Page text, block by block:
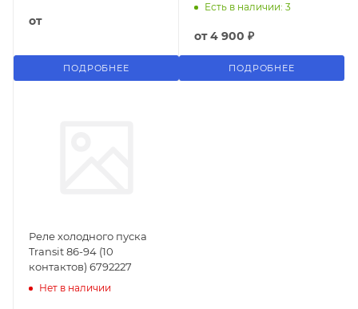
от
ПОДРОБНЕЕ
Есть в наличии: 3
от4 900 ₽
ПОДРОБНЕЕ
Реле холодного пуска
Transit 86-94 (10
контактов) 6792227
Нет в наличии